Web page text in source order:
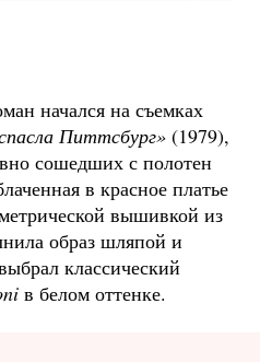
начался на съемках
Питтсбург» (1979),
сошедших с полотен
в красное платье
вышивкой из
образ шляпой и
классический
в белом оттенке.